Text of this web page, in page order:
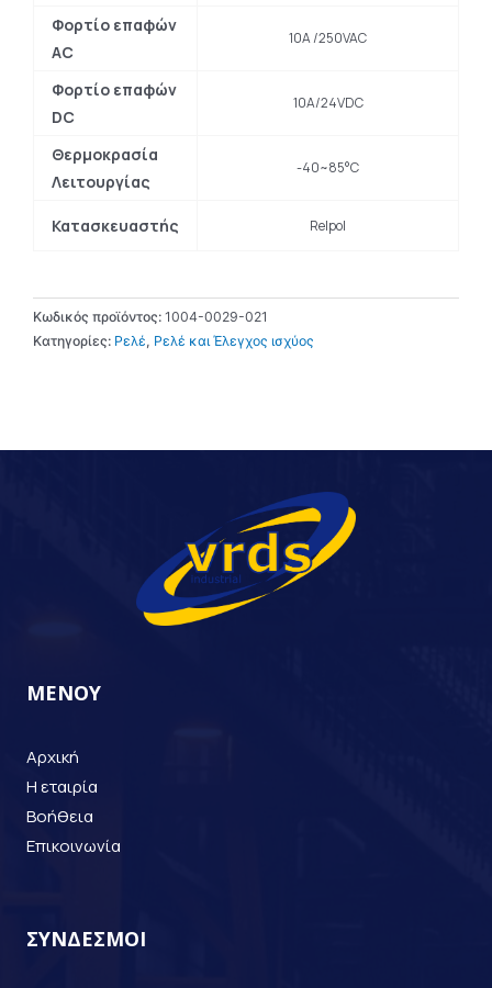
Φορτίο επαφών
AC
10A /250VAC
Φορτίο επαφών
DC
10A/24VDC
Θερμοκρασία
Λειτουργίας
-40~85°C
Κατασκευαστής Relpol
Κωδικός προϊόντος: 1004-0029-021
Κατηγορίες: Ρελέ, Ρελέ και Έλεγχος ισχύος
ΜΕΝΟΥ
Αρχική
Η εταιρία
Βοήθεια
Επικοινωνία
ΣΥΝΔΕΣΜΟΙ